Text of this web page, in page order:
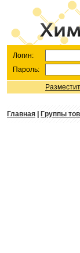
Логин:
Пароль:
Главная Группы